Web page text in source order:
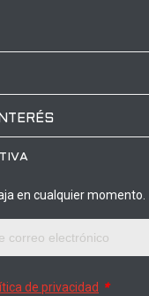
en cualquier momento.
de privacidad *